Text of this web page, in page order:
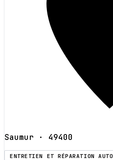
Saumur · 49400
ENTRETIEN ET RÉPARATION AUTO